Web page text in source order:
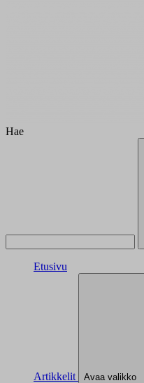
Hae
Etusivu
Artikkelit Avaa valikko